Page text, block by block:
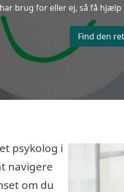
brug for eller ej, så få
Find den
psykolog i
navigere
om du